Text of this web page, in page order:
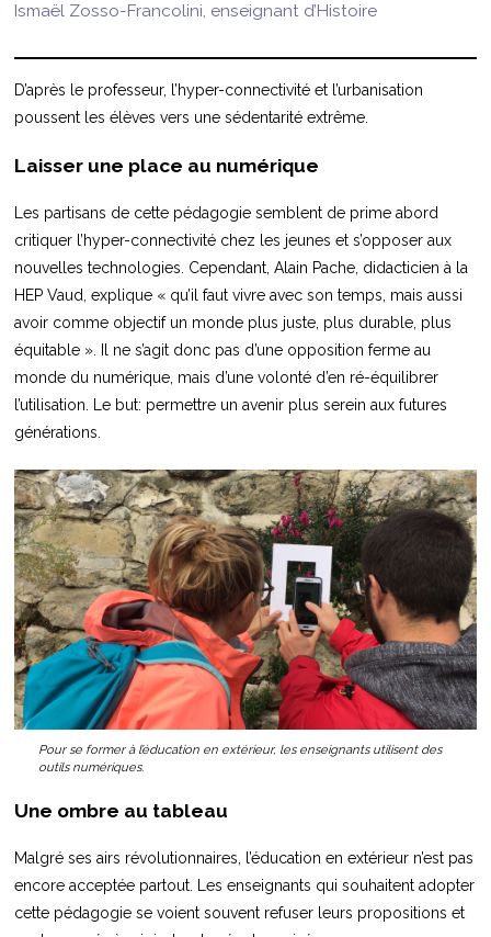
Ismaël Zosso-Francolini, enseignant d’Histoire
D’après le professeur, l’hyper-connectivité et l’urbanisation
poussent les élèves vers une sédentarité extrême.
Laisser une place au numérique
Les partisans de cette pédagogie semblent de prime abord
critiquer l’hyper-connectivité chez les jeunes et s’opposer aux
nouvelles technologies. Cependant, Alain Pache, didacticien à la
HEP Vaud, explique « qu’il faut vivre avec son temps, mais aussi
avoir comme objectif un monde plus juste, plus durable, plus
équitable ». Il ne s’agit donc pas d’une opposition ferme au
monde du numérique, mais d’une volonté d’en ré-équilibrer
l’utilisation. Le but: permettre un avenir plus serein aux futures
générations.
Pour se former à l’éducation en extérieur, les enseignants utilisent des
outils numériques.
Une ombre au tableau
Malgré ses airs révolutionnaires, l’éducation en extérieur n’est pas
encore acceptée partout. Les enseignants qui souhaitent adopter
cette pédagogie se voient souvent refuser leurs propositions et